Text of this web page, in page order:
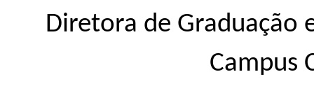
Diretora de Graduação
Campus